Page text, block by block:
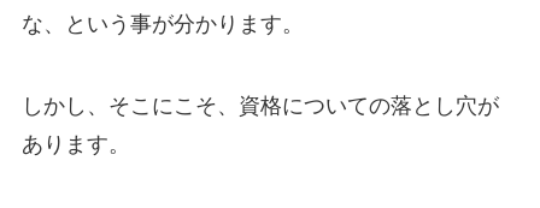
な、という事が分かります。
しかし、そこにこそ、資格についての落とし穴が
あります。